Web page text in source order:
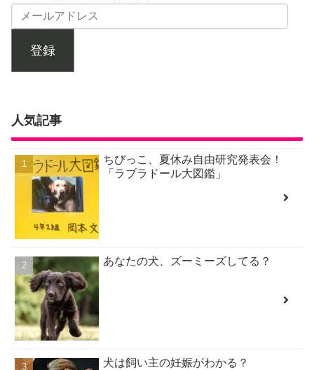
登録
人気記事
ちびっこ、夏休み自由研究発表会！
「ラブラドール大図鑑」
あなたの犬、ズーミーズしてる？
犬は飼い主の妊娠がわかる？